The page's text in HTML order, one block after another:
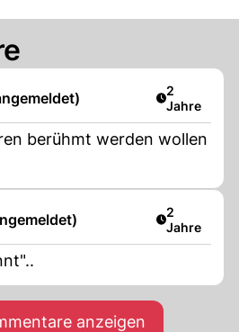
Artikel
2
Jahre
berühmt werden wollen
Artikel
2
Jahre
anzeigen